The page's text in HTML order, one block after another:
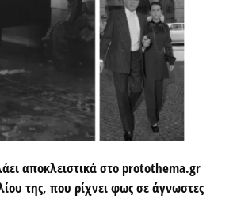
αποκλειστικά στο protothema.gr
της, που ρίχνει φως σε άγνωστες